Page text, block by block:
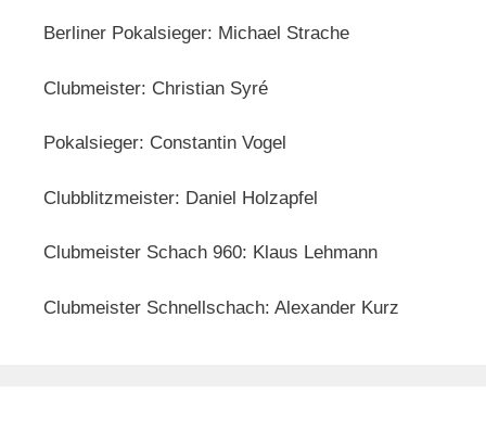
Berliner Pokalsieger: Michael Strache
Clubmeister: Christian Syré
Pokalsieger: Constantin Vogel
Clubblitzmeister: Daniel Holzapfel
Clubmeister Schach 960: Klaus Lehmann
Clubmeister Schnellschach: Alexander Kurz